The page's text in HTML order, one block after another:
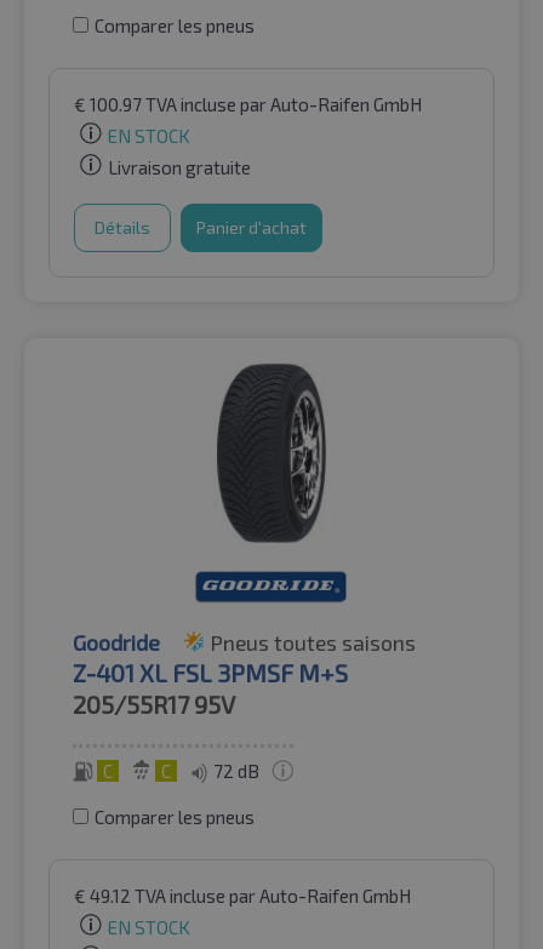
Comparer les pneus
€ 100.97TVA incluse par Auto-Raifen GmbH
EN STOCK
Livraison gratuite
Détails Panier d'achat
Goodride Pneus toutes saisons
Z-401 XL FSL 3PMSF M+S
205/55R17 95V
C C 72 dB
Comparer les pneus
€ 49.12 TVA incluse par Auto-Raifen GmbH
EN STOCK